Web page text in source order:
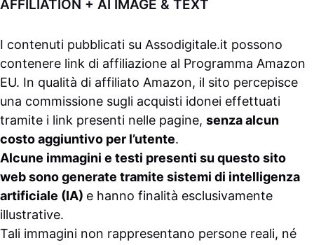
AFFILIATION + AI IMAGE & TEXT
I contenuti pubblicati su Assodigitale.it possono
contenere link di affiliazione al Programma Amazon
EU. In qualità di affiliato Amazon, il sito percepisce
una commissione sugli acquisti idonei effettuati
tramite i link presenti nelle pagine, senza alcun
costo aggiuntivo per l’utente.
Alcune immagini e testi presenti su questo sito
web sono generate tramite sistemi di intelligenza
artificiale (IA) e hanno finalità esclusivamente
illustrative.
Tali immagini non rappresentano persone reali, né